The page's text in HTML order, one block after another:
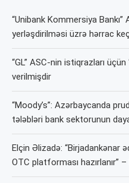
“Unibank Kommersiya Bankı”
yerləşdirilməsi üzrə hərrac
“GL” ASC-nin istiqrazları
verilmişdir
“Moody’s”: Azərbaycanda
tələbləri bank sektorunun
Elçin Əlizadə: “Birjadankənar
OTC platforması hazırlanır”